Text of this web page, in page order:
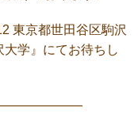
東京都世田谷区駒沢
大学』にてお待ちし